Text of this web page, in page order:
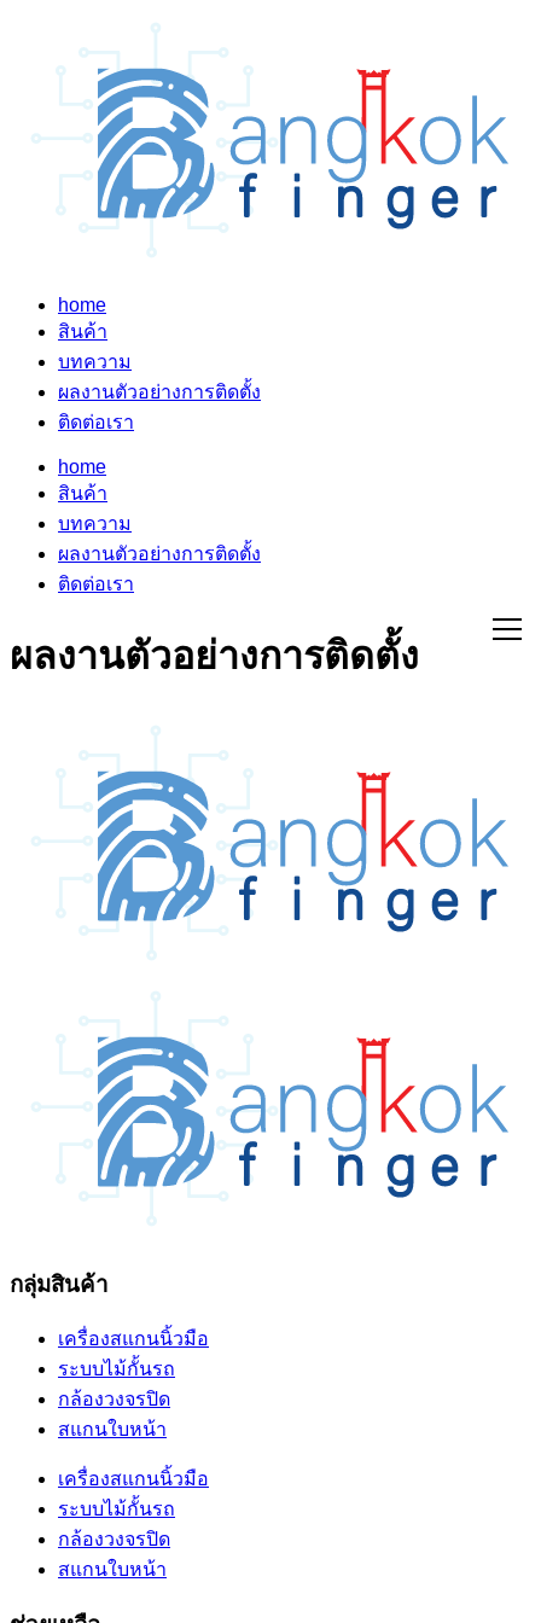
home
สินค้า
บทความ
ผลงานตัวอย่างการติดตั้ง
ติดต่อเรา
home
สินค้า
บทความ
ผลงานตัวอย่างการติดตั้ง
ติดต่อเรา
ผลงานตัวอย่างการติดตั้ง
กลุ่มสินค้า
เครื่องสแกนนิ้วมือ
ระบบไม้กั้นรถ
กล้องวงจรปิด
สแกนใบหน้า
เครื่องสแกนนิ้วมือ
ระบบไม้กั้นรถ
กล้องวงจรปิด
สแกนใบหน้า